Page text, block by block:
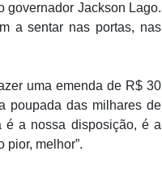
governador Jackson Lago.
a sentar nas portas, nas
uma emenda de R$ 30
poupada das milhares de
é a nossa disposição, é a
pior, melhor”.